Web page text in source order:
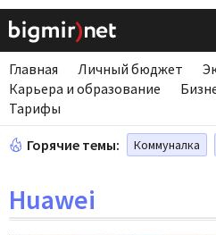
Главная Личный бюджет
Карьера и образование
Тарифы
Горячие темы: Коммуналка
Huawei